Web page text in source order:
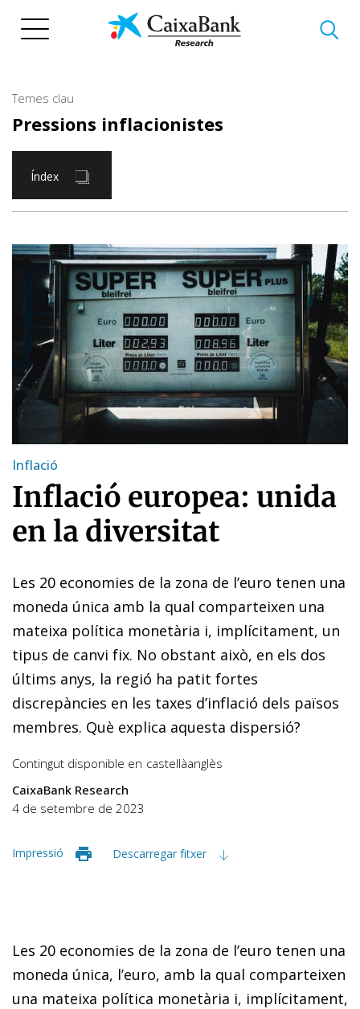
Temes clau
Pressions inflacionistes
Índex
Inflació
Inflació europea: unida
en la diversitat
Les 20 economies de la zona de l’euro tenen una
moneda única amb la qual comparteixen una
mateixa política monetària i, implícitament, un
tipus de canvi fix. No obstant això, en els dos
últims anys, la regió ha patit fortes
discrepàncies en les taxes d’inflació dels països
membres. Què explica aquesta dispersió?
Contingut disponible en castellàanglès
CaixaBank Research
4 de setembre de 2023
Impressió Descarregar fitxer
Les 20 economies de la zona de l’euro tenen una
moneda única, l’euro, amb la qual comparteixen
una mateixa política monetària i, implícitament,